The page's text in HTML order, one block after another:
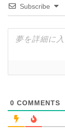
Subscribe
0 COMMENTS